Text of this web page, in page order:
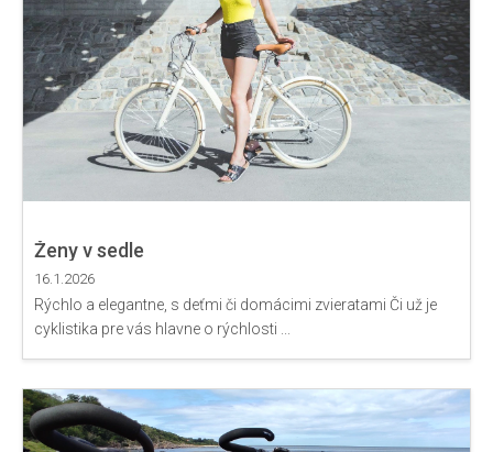
Ženy v sedle
16.1.2026
Rýchlo a elegantne, s deťmi či domácimi zvieratami Či už je
cyklistika pre vás hlavne o rýchlosti ...